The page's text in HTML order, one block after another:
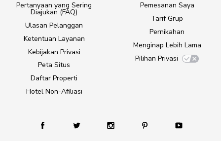
Pertanyaan yang Sering
Diajukan (FAQ)
Ulasan Pelanggan
Ketentuan Layanan
Kebijakan Privasi
Peta Situs
Daftar Properti
Hotel Non-Afiliasi
Pemesanan Saya
Tarif Grup
Pernikahan
Menginap Lebih Lama
Pilihan Privasi